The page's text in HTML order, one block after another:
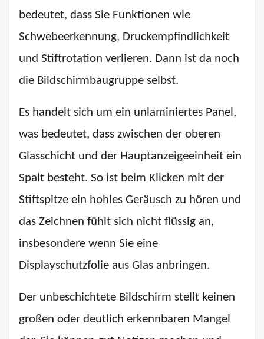
bedeutet, dass Sie Funktionen wie
Schwebeerkennung, Druckempfindlichkeit
und Stiftrotation verlieren. Dann ist da noch
die Bildschirmbaugruppe selbst.
Es handelt sich um ein unlaminiertes Panel,
was bedeutet, dass zwischen der oberen
Glasschicht und der Hauptanzeigeeinheit ein
Spalt besteht. So ist beim Klicken mit der
Stiftspitze ein hohles Geräusch zu hören und
das Zeichnen fühlt sich nicht flüssig an,
insbesondere wenn Sie eine
Displayschutzfolie aus Glas anbringen.
Der unbeschichtete Bildschirm stellt keinen
großen oder deutlich erkennbaren Mangel